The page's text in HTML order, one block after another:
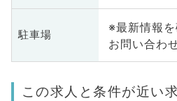
駐車場
※最新情報
お問い合わ
この求人と条件が近い